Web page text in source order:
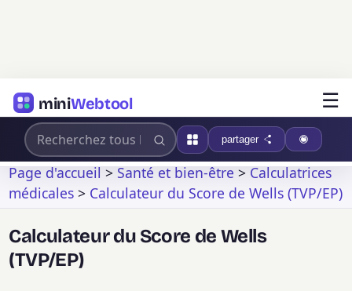
miniWebtool ☰
partager
Page d'accueil>Santé et bien-être>Calculatrices
médicales > Calculateur du Score de Wells (TVP/EP)
Calculateur du Score de Wells
(TVP/EP)